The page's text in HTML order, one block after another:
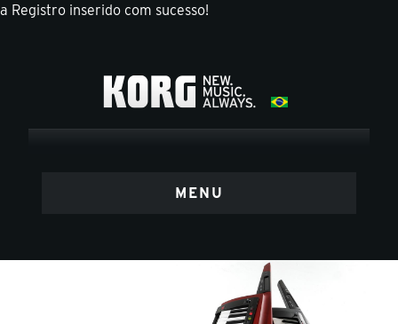
a
MENU
Registro inserido com sucesso!